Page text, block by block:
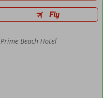
Fly
Prime Beach Hotel